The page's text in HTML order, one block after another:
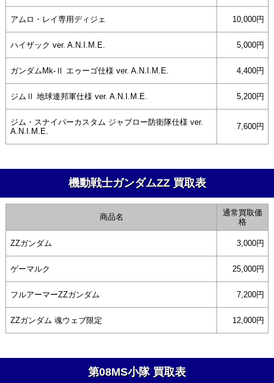
アムロ・レイ専用ディジェ 10,000円
ハイザック ver. A.N.I.M.E. 5,000円
ガンダムMk-Ⅱ エゥーゴ仕様 ver. A.N.I.M.E. 4,400円
ジムⅡ 地球連邦軍仕様 ver. A.N.I.M.E. 5,200円
ジム・スナイパーカスタム ジャブロー防衛隊仕様 ver.
A.N.I.M.E.
7,600円
機動戦士ガンダムΖΖ 買取表
商品名
通常買取価
格
ΖΖガンダム 3,000円
ゲーマルク 25,000円
フルアーマーΖΖガンダム 7,200円
ZZガンダム 魂ウェブ限定 12,000円
第08MS小隊 買取表